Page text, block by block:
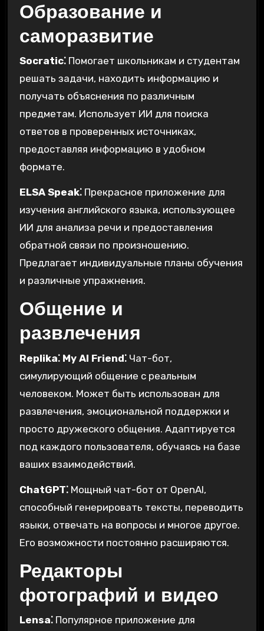
Образование и
саморазвитие
Socratic⁚Помогает школьникам и студентам
решать задачи, находить информацию и
получать объяснения по различным
предметам. Использует ИИ для поиска
ответов в проверенных источниках,
предоставляя информацию в удобном
формате.
ELSA Speak⁚Прекрасное приложение для
изучения английского языка, использующее
ИИ для анализа речи и предоставления
обратной связи по произношению.
Предлагает индивидуальные планы обучения
и различные упражнения.
Общение и
развлечения
Replika⁚ My AI Friend⁚Чат-бот,
симулирующий общение с реальным
человеком. Может быть использован для
развлечения, эмоциональной поддержки и
просто дружеского общения. Адаптируется
под каждого пользователя, обучаясь на базе
ваших взаимодействий.
ChatGPT⁚Мощный чат-бот от OpenAI,
способный генерировать тексты, переводить
языки, отвечать на вопросы и многое другое.
Его возможности постоянно расширяются.
Редакторы
фотографий и видео
Lensa⁚Популярное приложение для